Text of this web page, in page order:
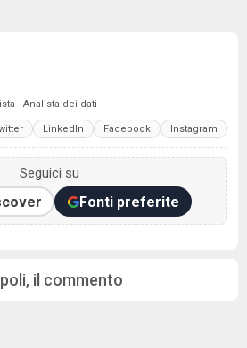
· Analista dei dati
LinkedIn Facebook Instagram
Seguici su
Fonti preferite
il commento